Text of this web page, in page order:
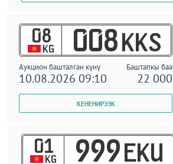
08
KG 008 KKS
Аукцион башталган күнү Баштапкы баа
10.08.2026 09:10 22 000
01
KG 999 EKU